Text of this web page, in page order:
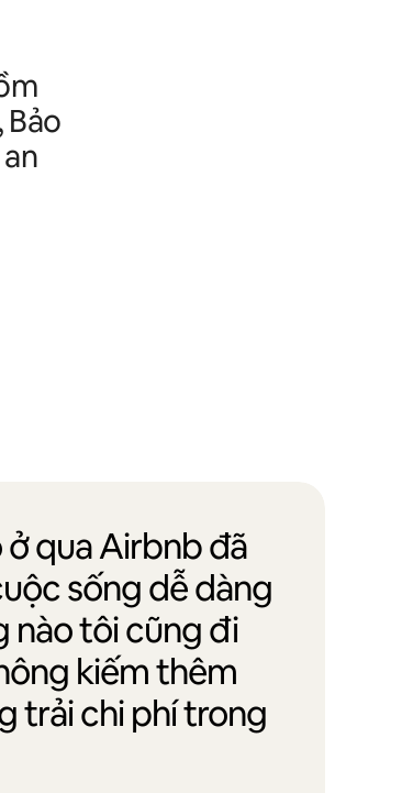
qua Airbnb đã
sống dễ dàng
nào tôi cũng đi
kiếm thêm
trải chi phí trong